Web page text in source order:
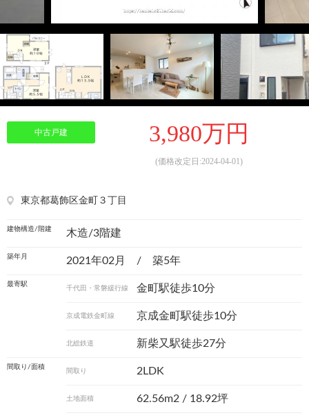
中古戸建 3,980万円
(価格改定日:2024-04-01)
東京都葛飾区金町３丁目
建物構造/階建 木造/3階建
築年月 2021年02月 / 築5年
最寄駅
千代田・常磐緩行線 金町駅徒歩10分
京成電鉄金町線 京成金町駅徒歩10分
北総鉄道 新柴又駅徒歩27分
間取り/面積
間取り 2LDK
土地面積 62.56m2 / 18.92坪